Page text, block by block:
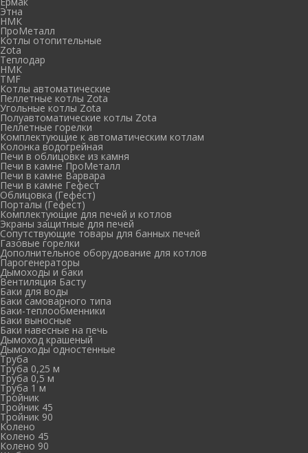
Этна
НМК
ПроМеталл
Котлы отопительные
Zota
Теплодар
НМК
TMF
Котлы автоматические
Пеллетные котлы Zota
Угольные котлы Zota
Полуавтоматические котлы Zota
Пеллетные горелки
Комплектующие к автоматическим котлам
Колонка водогрейная
Печи в облицовке из камня
Печи в камне ПроМеталл
Печи в камне Варвара
Печи в камне Гефест
Облицовка (Гефест)
Порталы (Гефест)
Комплектующие для печей и котлов
Экраны защитные для печей
Сопутствующие товары для банных печей
Газовые горелки
Дополнительное оборудование для котлов
Парогенераторы
Дымоходы и баки
Вентиляция Басту
Баки для воды
Баки самоварного типа
Баки-теплообменники
Баки выносные
Баки навесные на печь
Дымоход крашеный
Дымоходы одностенные
Труба
Труба 0,25 м
Труба 0,5 м
Труба 1 м
Тройник
Тройник 45
Тройник 90
Колено
Колено 45
Колено 90